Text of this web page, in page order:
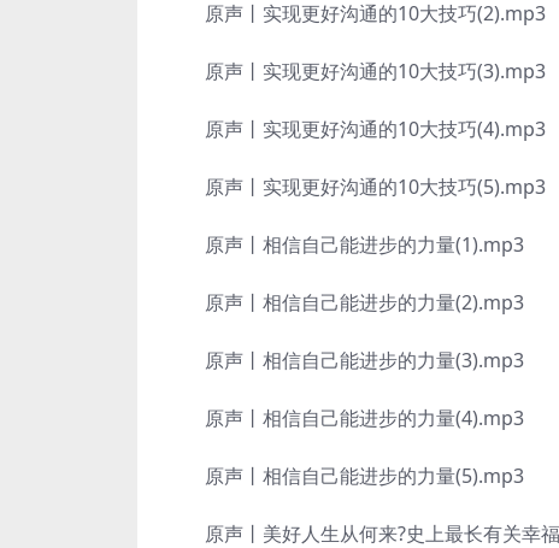
原声丨实现更好沟通的10大技巧(2).mp3
原声丨实现更好沟通的10大技巧(3).mp3
原声丨实现更好沟通的10大技巧(4).mp3
原声丨实现更好沟通的10大技巧(5).mp3
原声丨相信自己能进步的力量(1).mp3
原声丨相信自己能进步的力量(2).mp3
原声丨相信自己能进步的力量(3).mp3
原声丨相信自己能进步的力量(4).mp3
原声丨相信自己能进步的力量(5).mp3
原声丨美好人生从何来?史上最长有关幸